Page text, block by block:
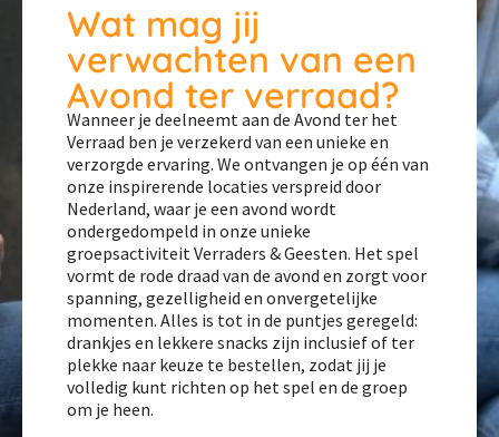
Wat mag jij
verwachten van een
Avond ter verraad?
Wanneer je deelneemt aan de Avond ter het
Verraad ben je verzekerd van een unieke en
verzorgde ervaring. We ontvangen je op één van
onze inspirerende locaties verspreid door
Nederland, waar je een avond wordt
ondergedompeld in onze unieke
groepsactiviteit Verraders & Geesten. Het spel
vormt de rode draad van de avond en zorgt voor
spanning, gezelligheid en onvergetelijke
momenten. Alles is tot in de puntjes geregeld:
drankjes en lekkere snacks zijn inclusief of ter
plekke naar keuze te bestellen, zodat jij je
volledig kunt richten op het spel en de groep
om je heen.